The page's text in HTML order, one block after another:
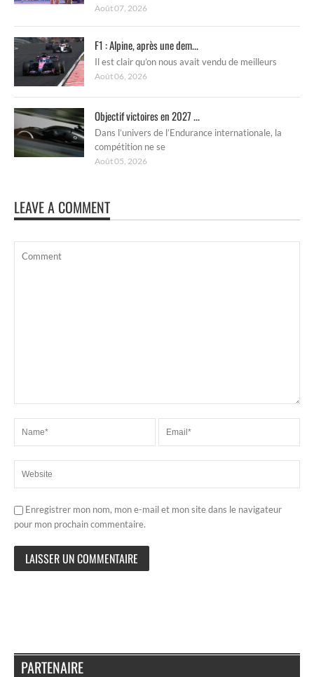
Août 07, 2026
F1 : Alpine, après une dem...
Il est clair qu’on nous avait vendu de meilleurs
Août 06, 2026
Objectif victoires en 2027 ...
Dans l’univers de l’Endurance internationale, la
compétition ne se
Août 05, 2026
LEAVE A COMMENT
Enregistrer mon nom, mon e-mail et mon site dans le navigateur
pour mon prochain commentaire.
PARTENAIRE